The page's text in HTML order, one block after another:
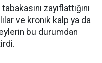
zayıflattığını
ve kronik kalp ya da
bu durumdan